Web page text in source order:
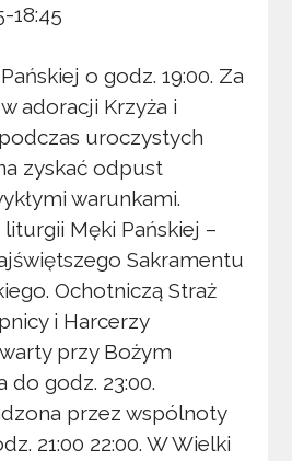
18:45
o godz. 19:00. Za
adoracji Krzyża i
uroczystych
zyskać odpust
warunkami.
Męki Pańskiej –
Sakramentu
Ochotniczą Straż
i Harcerzy
przy Bożym
do godz. 23:00.
przez wspólnoty
21:00 22:00. W Wielki